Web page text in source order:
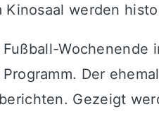
Kinosaal werden
Der
Gezeigt